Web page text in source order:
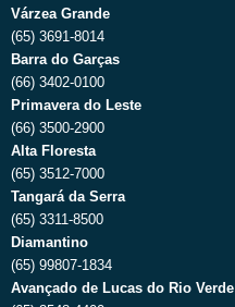
Várzea Grande
(65) 3691-8014
Barra do Garças
(66) 3402-0100
Primavera do Leste
(66) 3500-2900
Alta Floresta
(65) 3512-7000
Tangará da Serra
(65) 3311-8500
Diamantino
(65) 99807-1834
Avançado de Lucas do Rio Verde